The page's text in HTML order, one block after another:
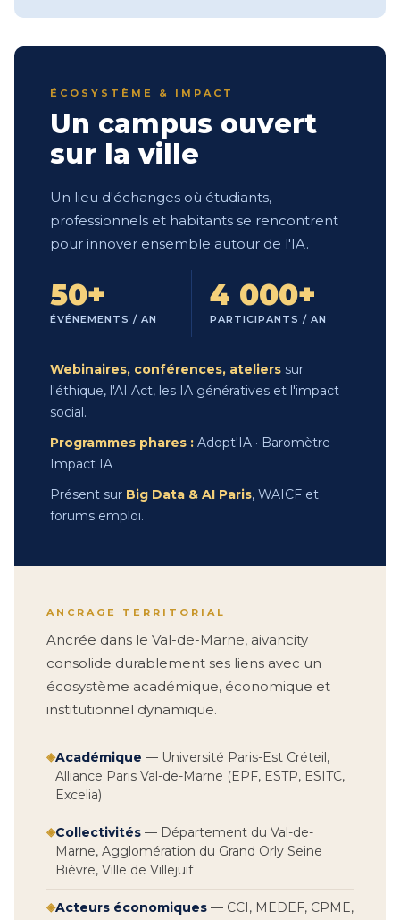
ÉCOSYSTÈME & IMPACT
Un campus ouvert
sur la ville
Un lieu d'échanges où étudiants,
professionnels et habitants se rencontrent
pour innover ensemble autour de l'IA.
50+
ÉVÉNEMENTS / AN
4 000+
PARTICIPANTS / AN
Webinaires, conférences, ateliers sur
l'éthique, l'AI Act, les IA génératives et l'impact
social.
Programmes phares : Adopt'IA · Baromètre
Impact IA
Présent sur Big Data & AI Paris, WAICF et
forums emploi.
ANCRAGE TERRITORIAL
Ancrée dans le Val-de-Marne, aivancity
consolide durablement ses liens avec un
écosystème académique, économique et
institutionnel dynamique.
◈Académique — Université Paris-Est Créteil,
Alliance Paris Val-de-Marne (EPF, ESTP, ESITC,
Excelia)
◈Collectivités — Département du Val-de-
Marne, Agglomération du Grand Orly Seine
Bièvre, Ville de Villejuif
◈Acteurs économiques — CCI, MEDEF, CPME,